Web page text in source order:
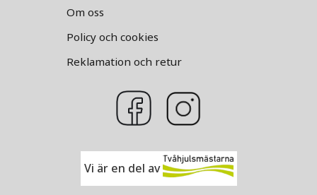
Om oss
Policy och cookies
Reklamation och retur
Vi är en del av